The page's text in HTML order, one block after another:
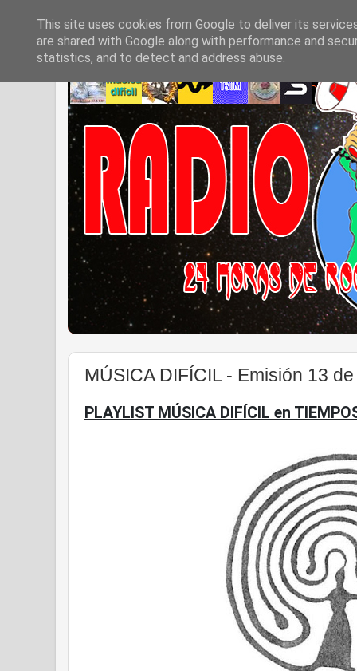
MÚSICA DIFÍCIL - Emisión 13
PLAYLIST MÚSICA DIFÍCIL en
This site uses cookies from Google to deliver its
are shared with Google along with performance and
statistics, and to detect and address abuse.